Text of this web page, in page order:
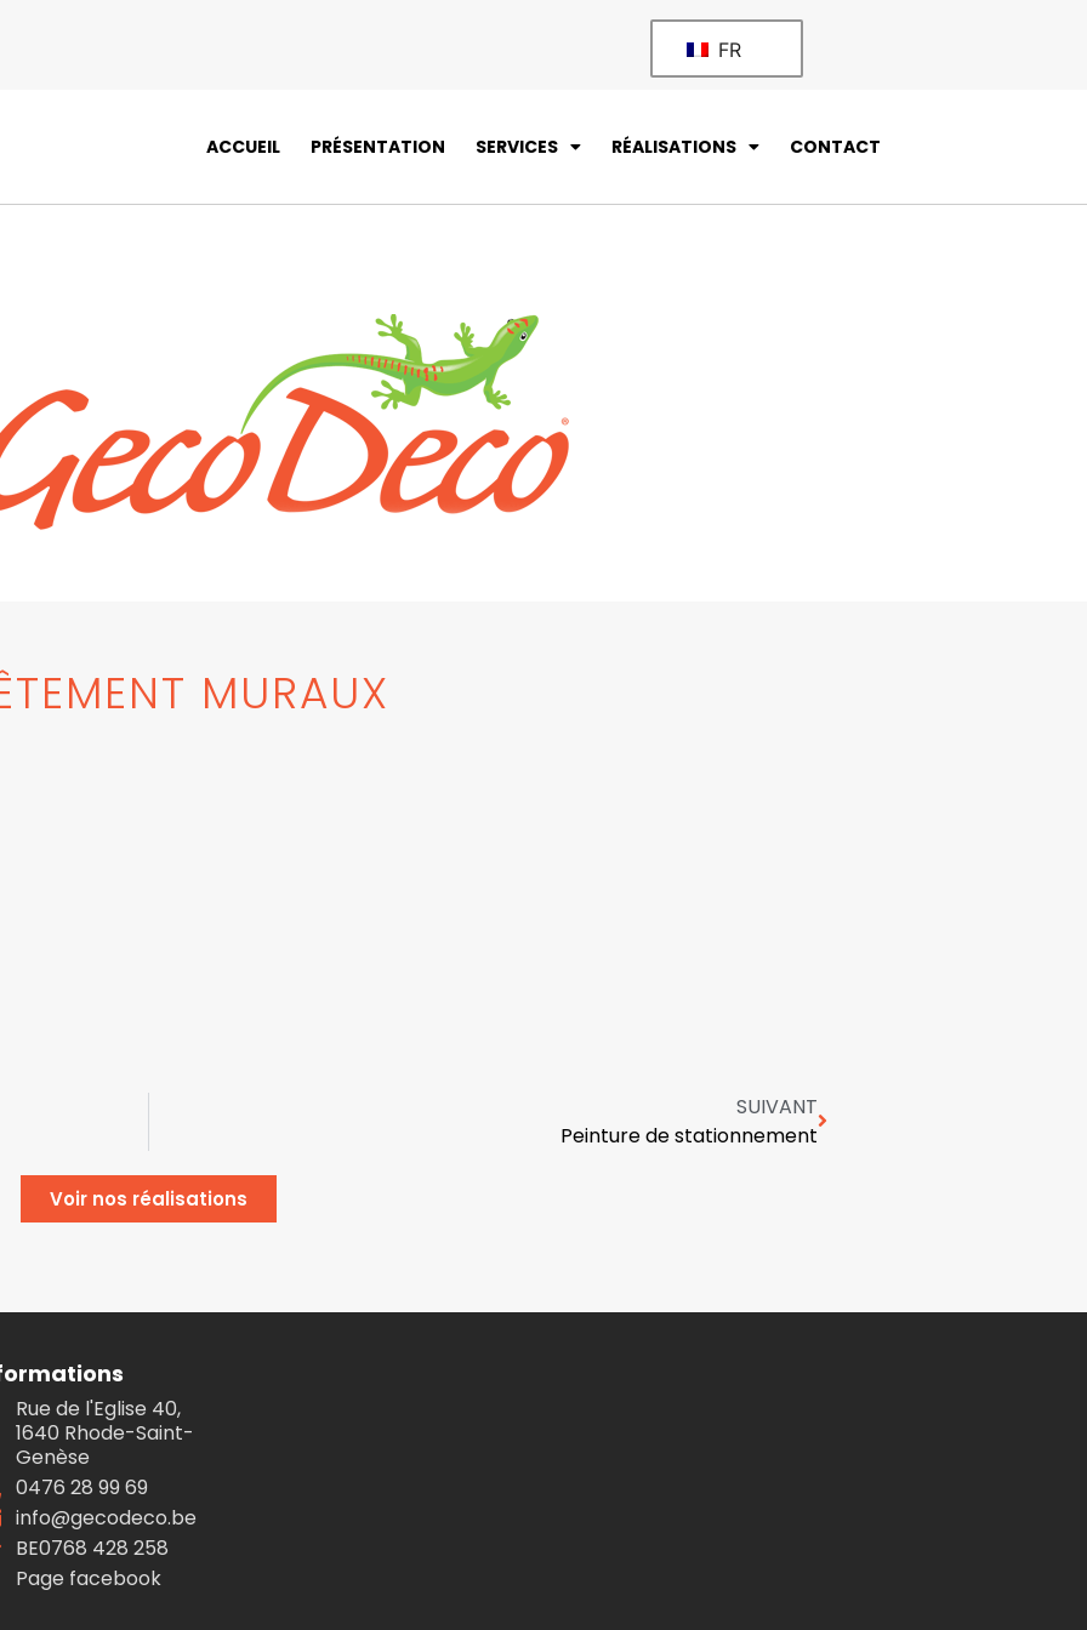
FR
ACCUEIL PRÉSENTATION SERVICES RÉALISATIONS CONTACT
MURAUX
SUIVANT
Peinture de stationnement
Voir nos réalisations
Rue de l'Eglise 40,
1640 Rhode-Saint-
Genèse
0476 28 99 69
info@gecodeco.be
BE0768 428 258
Page facebook